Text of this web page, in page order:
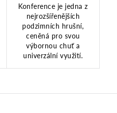
Konference je jedna z
nejrozšířenějších
podzimních hrušní,
ceněná pro svou
výbornou chuť a
univerzální využití.